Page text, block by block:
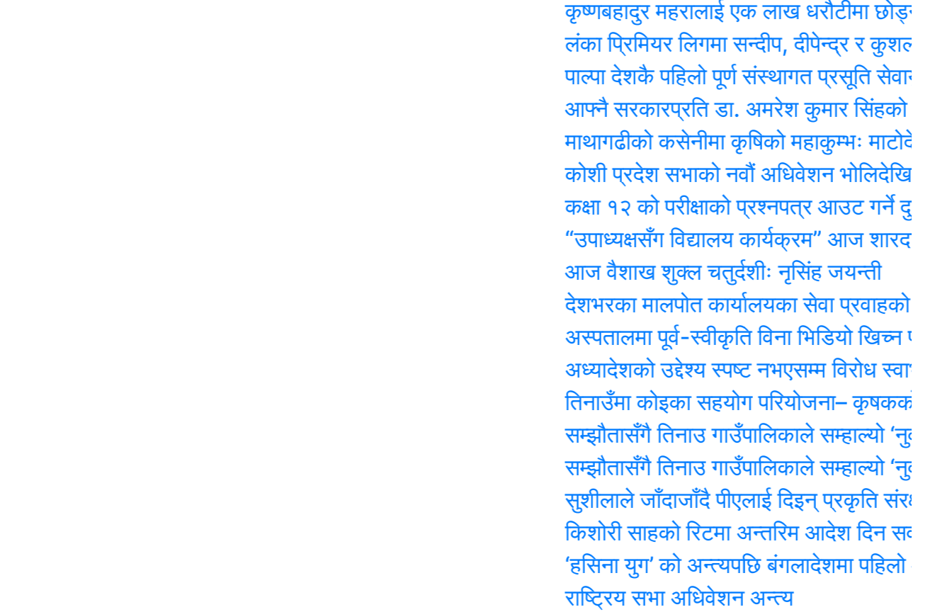
कृष्णबहादुर महरालाई एक लाख धरौटीमा छोड्न विशेष
लंका प्रिमियर लिगमा सन्दीप, दीपेन्द्र र कुशल खेल्ने
पाल्पा देशकै पहिलो पूर्ण संस्थागत प्रसूति सेवायुक्त जिल्ला
आफ्नै सरकारप्रति डा. अमरेश कुमार सिंहको संसदमा
माथागढीको कसेनीमा कृषिको महाकुम्भः माटोदेखि गोबर
कोशी प्रदेश सभाको नवौं अधिवेशन भोलिदेखि, पर्सि
कक्षा १२ को परीक्षाको प्रश्नपत्र आउट गर्ने दुई जना
“उपाध्यक्षसँग विद्यालय कार्यक्रम” आज शारदा
आज वैशाख शुक्ल चतुर्दशीः नृसिंह जयन्ती
देशभरका मालपोत कार्यालयका सेवा प्रवाहको डिजिटल
अस्पतालमा पूर्व-स्वीकृति विना भिडियो खिच्न प्रतिबन्ध
अध्यादेशको उद्देश्य स्पष्ट नभएसम्म विरोध स्वाभाविकः
तिनाउँमा कोइका सहयोग परियोजना– कृषकको आम्दानी
सम्झौतासँगै तिनाउ गाउँपालिकाले सम्हाल्यो ‘नुवाकोट
सम्झौतासँगै तिनाउ गाउँपालिकाले सम्हाल्यो ‘नुवाकोट
सुशीलाले जाँदाजाँदै पीएलाई दिइन् प्रकृति संरक्षण कोषको
किशोरी साहको रिटमा अन्तरिम आदेश दिन सर्वोच्चको
‘हसिना युग’ को अन्त्यपछि बंगलादेशमा पहिलो आम
राष्ट्रिय सभा अधिवेशन अन्त्य